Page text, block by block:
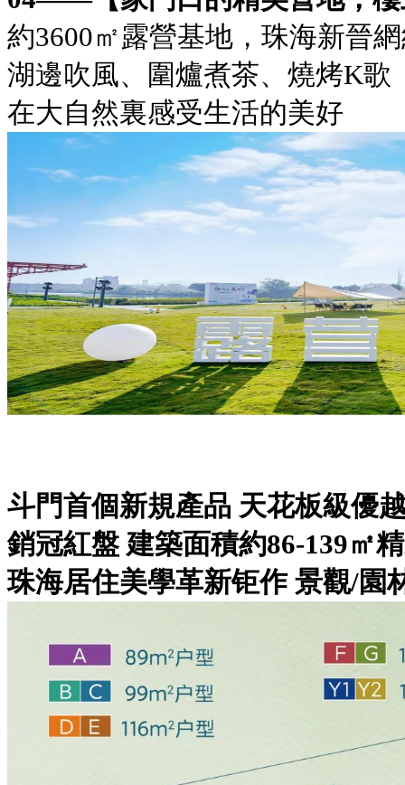
約3600㎡露營基地，珠海新晉
湖邊吹風、圍爐煮茶、燒烤K歌
在大自然裏感受生活的美好
斗門首個新規產品 天花板級優
銷冠紅盤 建築面積約86-139㎡
珠海居住美學革新钜作 景觀/園